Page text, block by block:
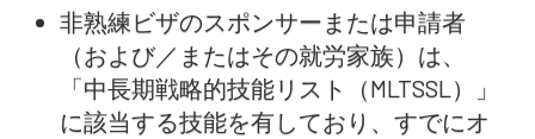
非熟練ビザのスポンサーまたは申請者
（および／またはその就労家族）は、
「中長期戦略的技能リスト（MLTSSL）」
に該当する技能を有しており、すでにオ